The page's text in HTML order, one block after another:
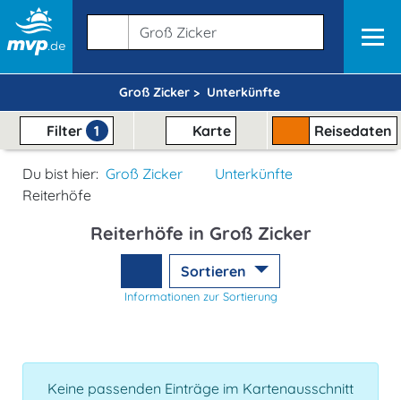
Groß Zicker > Unterkünfte
Filter 1 Karte Reisedaten
Du bist hier: Groß Zicker
Unterkünfte
Reiterhöfe
Reiterhöfe in Groß Zicker
Sortieren
Informationen zur Sortierung
Keine passenden Einträge im Kartenausschnitt